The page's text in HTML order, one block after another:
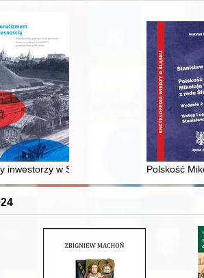
wiecznej Rzeczypospolitej
inwestorzy w Sopocie : prestiż finansowy i
Polskość